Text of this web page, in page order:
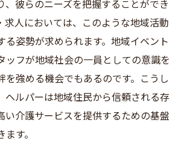
、彼らのニーズを把握することができ
求人においては、このような地域活動
る姿勢が求められます。地域イベント
ッフが地域社会の一員としての意識を
を強める機会でもあるのです。こうし
ヘルパーは地域住民から信頼される存
い介護サービスを提供するための基盤
す。